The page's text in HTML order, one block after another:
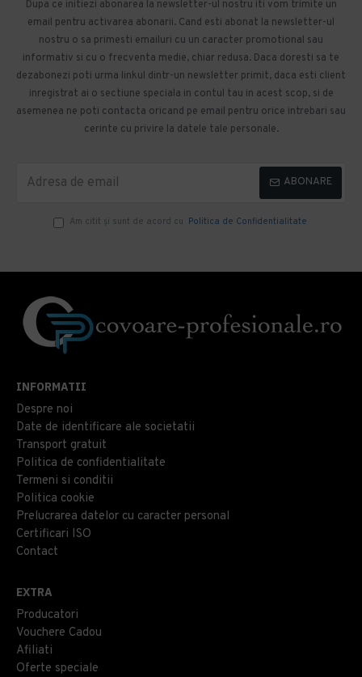
Dupa ce initiezi abonarea la newsletter-ul nostru iti vom trimite un
email pentru activarea abonarii. Cand esti abonat la newsletter-ul
nostru o sa primesti emailuri cu un caracter promotional sau
informativ si cu o frecventa medie, chiar redusa. Daca doresti sa te
dezabonezi poti urma linkul dintr-un newsletter primit, daca esti client
inregistrat ai o sectiune speciala in contul tau in acest scop, si de
asemenea ne poti contacta oricand pe email pentru orice intrebari sau
cerinte cu privire la datele tale personale.
ABONARE
Am citit şi sunt de acord cu Politica de Confidentialitate
INFORMATII
Despre noi
Date de identificare ale societatii
Transport gratuit
Politica de confidentialitate
Termeni si conditii
Politica cookie
Prelucrarea datelor cu caracter personal
Certificari ISO
Contact
EXTRA
Producatori
Vouchere Cadou
Afiliati
Oferte speciale